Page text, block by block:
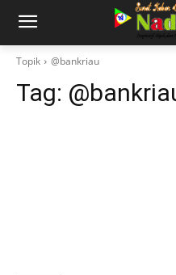
Topik @bankriau
Tag: